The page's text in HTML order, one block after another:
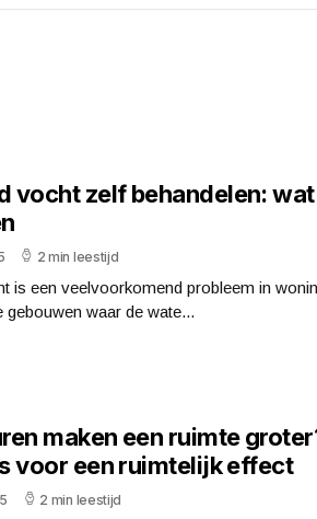
vocht zelf behandelen: wat
2 min leestijd
is een veelvoorkomend probleem in
gebouwen waar de wate...
maken een ruimte
voor een ruimtelijk effect
2 min leestijd